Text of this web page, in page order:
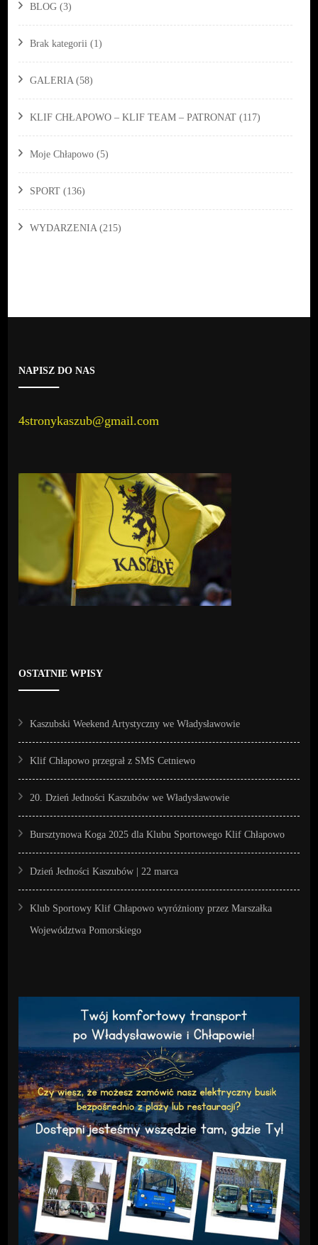
BLOG (3)
Brak kategorii (1)
GALERIA (58)
KLIF CHŁAPOWO – KLIF TEAM – PATRONAT (117)
Moje Chłapowo (5)
SPORT (136)
WYDARZENIA (215)
NAPISZ DO NAS
4stronykaszub@gmail.com
OSTATNIE WPISY
Kaszubski Weekend Artystyczny we Władysławowie
Klif Chłapowo przegrał z SMS Cetniewo
20. Dzień Jedności Kaszubów we Władysławowie
Bursztynowa Koga 2025 dla Klubu Sportowego Klif Chłapowo
Dzień Jedności Kaszubów | 22 marca
Klub Sportowy Klif Chłapowo wyróżniony przez Marszałka
Województwa Pomorskiego